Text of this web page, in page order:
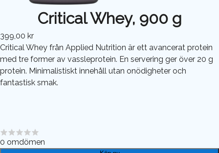
Critical Whey, 900 g
399,00 kr
Critical Whey från Applied Nutrition är ett avancerat protein
med tre former av vassleprotein. En servering ger över 20 g
protein. Minimalistiskt innehåll utan onödigheter och
fantastisk smak.
0 omdömen